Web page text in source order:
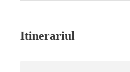
Itinerariul